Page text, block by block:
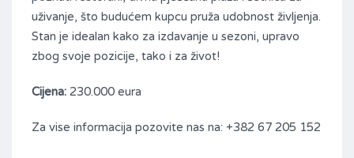
uživanje, što budućem kupcu pruža udobnost življenja.
Stan je idealan kako za izdavanje u sezoni, upravo
zbog svoje pozicije, tako i za život!
Cijena: 230.000 eura
Za vise informacija pozovite nas na: +382 67 205 152